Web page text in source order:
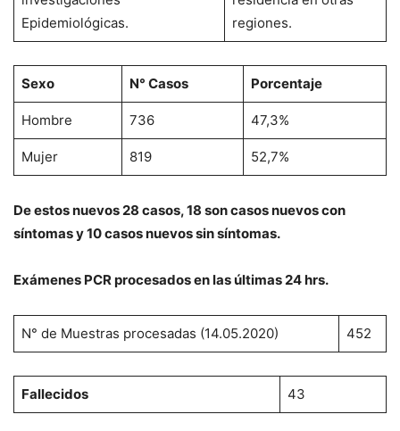
Epidemiológicas.
regiones.
Sexo N° Casos Porcentaje
Hombre 736 47,3%
Mujer 819 52,7%
De estos nuevos 28 casos, 18 son casos nuevos con
síntomas y 10 casos nuevos sin síntomas.
Exámenes PCR procesados en las últimas 24 hrs.
N° de Muestras procesadas (14.05.2020) 452
Fallecidos 43